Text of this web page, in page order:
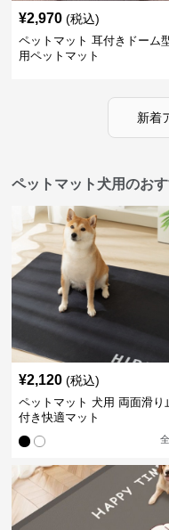
¥2,970 (税込)
ペットマット 耳付きドーム
用ペットマット
新着
ペットマット犬用のお
¥2,120 (税込)
ペットマット 犬用 両面滑り
付き快適マット
全